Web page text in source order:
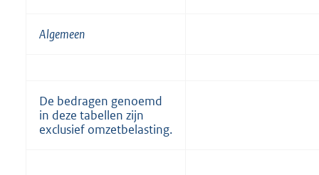
Algemeen
De bedragen genoemd
in deze tabellen zijn
exclusief omzetbelasting.